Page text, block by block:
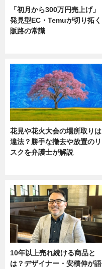
「初月から300万円売上げ」
発見型EC・Temuが切り拓く
販路の常識
花見や花火大会の場所取りは
違法？勝手な撤去や放置のリ
スクを弁護士が解説
10年以上売れ続ける商品と
は？デザイナー・安積伸が語